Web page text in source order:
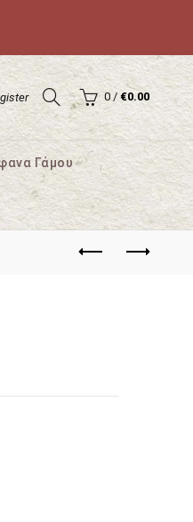
0 / €0.00
Γάμου